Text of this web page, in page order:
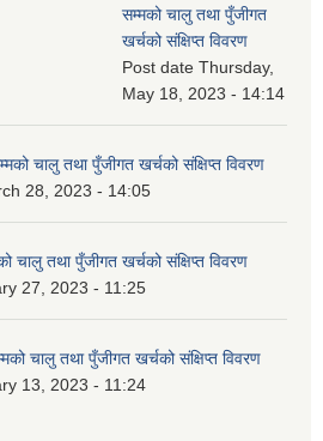
सम्मको चालु तथा पुँजीगत
खर्चको संक्षिप्त विवरण
Post date Thursday,
May 18, 2023 - 14:14
चालु तथा पुँजीगत खर्चको संक्षिप्त विवरण
28, 2023 - 14:05
तथा पुँजीगत खर्चको संक्षिप्त विवरण
27, 2023 - 11:25
चालु तथा पुँजीगत खर्चको संक्षिप्त विवरण
13, 2023 - 11:24